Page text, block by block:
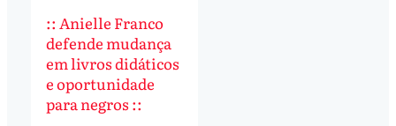
:: Anielle Franco
defende mudança
em livros didáticos
e oportunidade
para negros ::